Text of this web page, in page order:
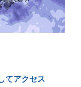
てアクセス